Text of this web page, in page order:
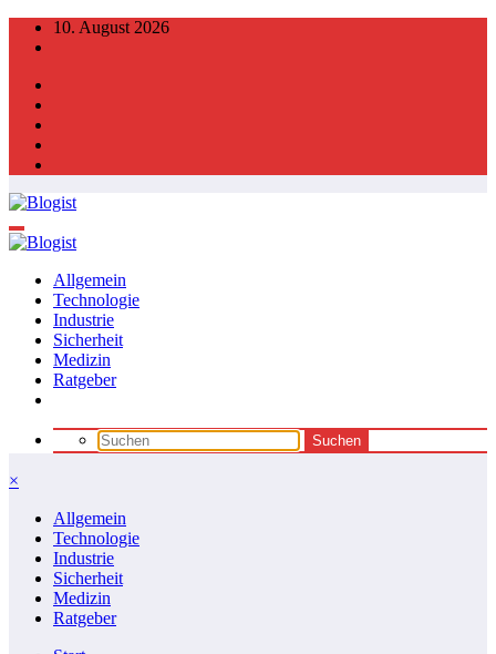
Zum
Inhalt
10. August 2026
Allgemein
Technologie
Industrie
Sicherheit
Medizin
Ratgeber
×
Allgemein
Technologie
Industrie
Sicherheit
Medizin
Ratgeber